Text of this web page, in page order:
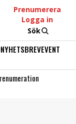
Prenumerera
Logga in
Sök
NYHETSBREVEVENT